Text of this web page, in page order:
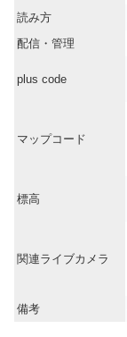
読み方
配信・管理
plus code
マップコード
標高
関連ライブカメラ
備考